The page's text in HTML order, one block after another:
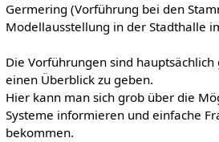
Germering (Vorführung bei den
Modellausstellung in der Stadthalle
Die Vorführungen sind
einen Überblick zu geben.
Hier kann man sich grob über die
Systeme informieren und einfache
bekommen.